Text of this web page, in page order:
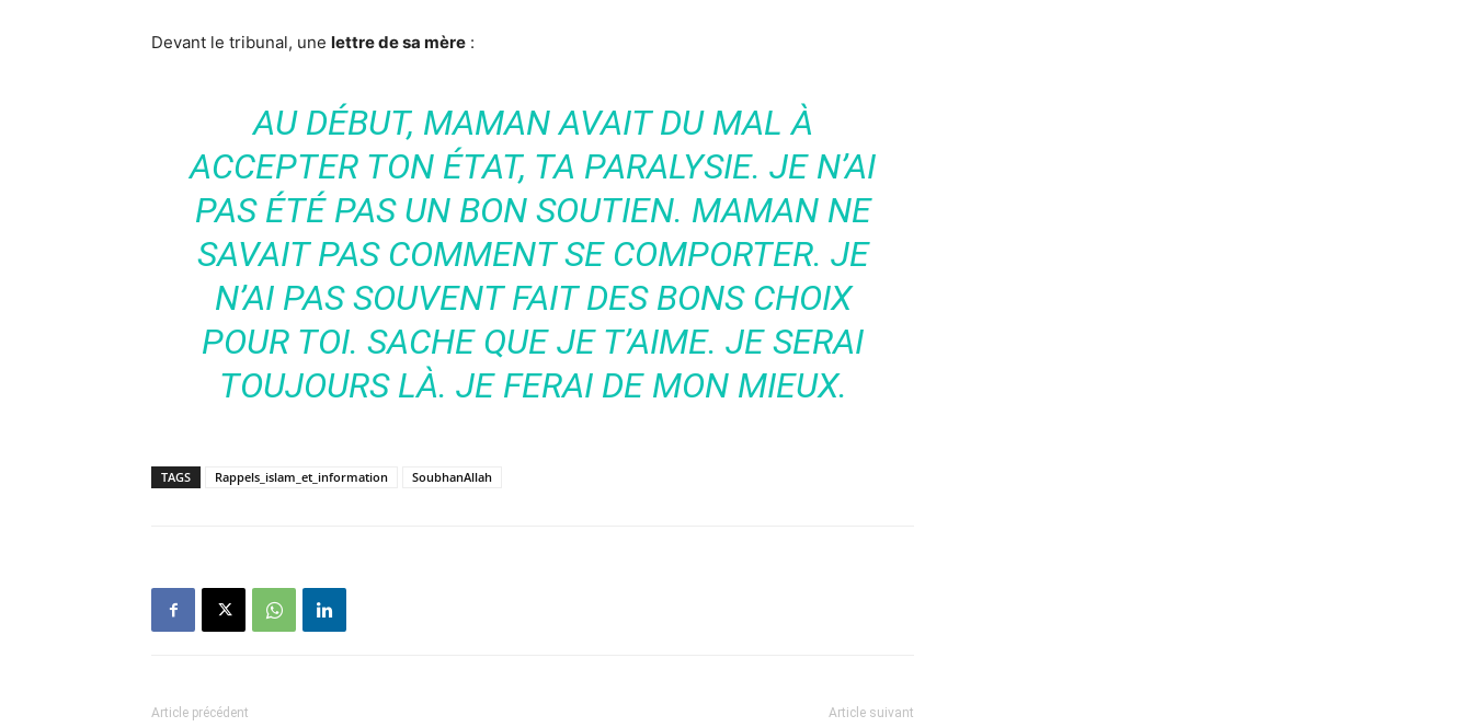
Devant le tribunal, une lettre de sa mère :
AU DÉBUT, MAMAN AVAIT DU MAL À
ACCEPTER TON ÉTAT, TA PARALYSIE. JE N’AI
PAS ÉTÉ PAS UN BON SOUTIEN. MAMAN NE
SAVAIT PAS COMMENT SE COMPORTER. JE
N’AI PAS SOUVENT FAIT DES BONS CHOIX
POUR TOI. SACHE QUE JE T’AIME. JE SERAI
TOUJOURS LÀ. JE FERAI DE MON MIEUX.
TAGS Rappels_islam_et_information SoubhanAllah
Article précédent Article suivant